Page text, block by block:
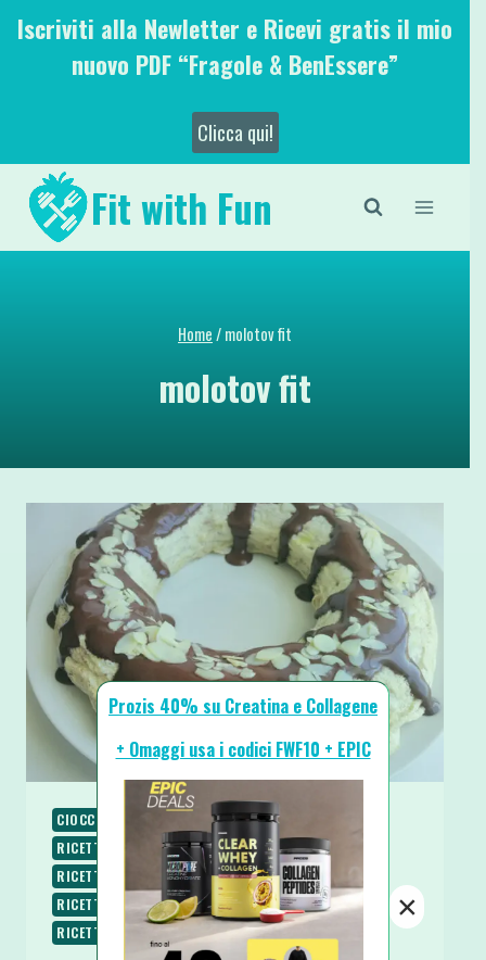
SaltaIscriviti alla Newletter e Ricevi gratis il mio
nuovo PDF “Fragole & BenEssere”
Clicca qui!
Fit with Fun
Home/molotov fit
molotov fit
CIOCCOLATO COLAZIONE PALEO
RICETTE DOLCI
RICETTE LOW CARB
RICETTE PROTEICHE
RICETTE SENZA BURRO
RICETTE SENZA GLUTINE
RICETTE SENZA LATTOSIO
RICETTE SENZA ZUCCHERO
SPUNTINI E SNACKS
Prozis 40% su Creatina e Collagene
+ Omaggi usa i codici FWF10 + EPIC
×